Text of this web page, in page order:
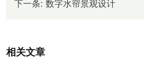
下一条: 数字水帘景观设计
相关文章